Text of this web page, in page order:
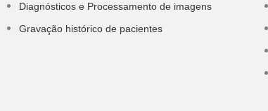
Diagnósticos e Processamento de imagens
Gravação histórico de pacientes